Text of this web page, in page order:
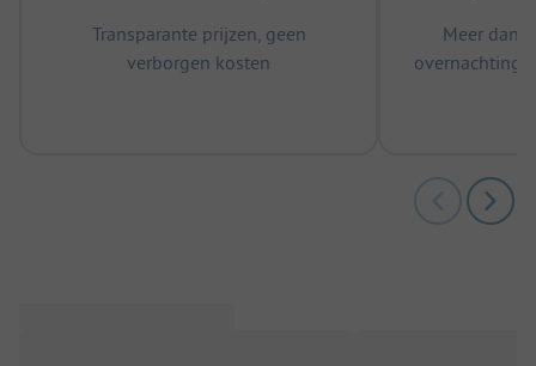
Transparante prijzen, geen
verborgen kosten
Meer dan